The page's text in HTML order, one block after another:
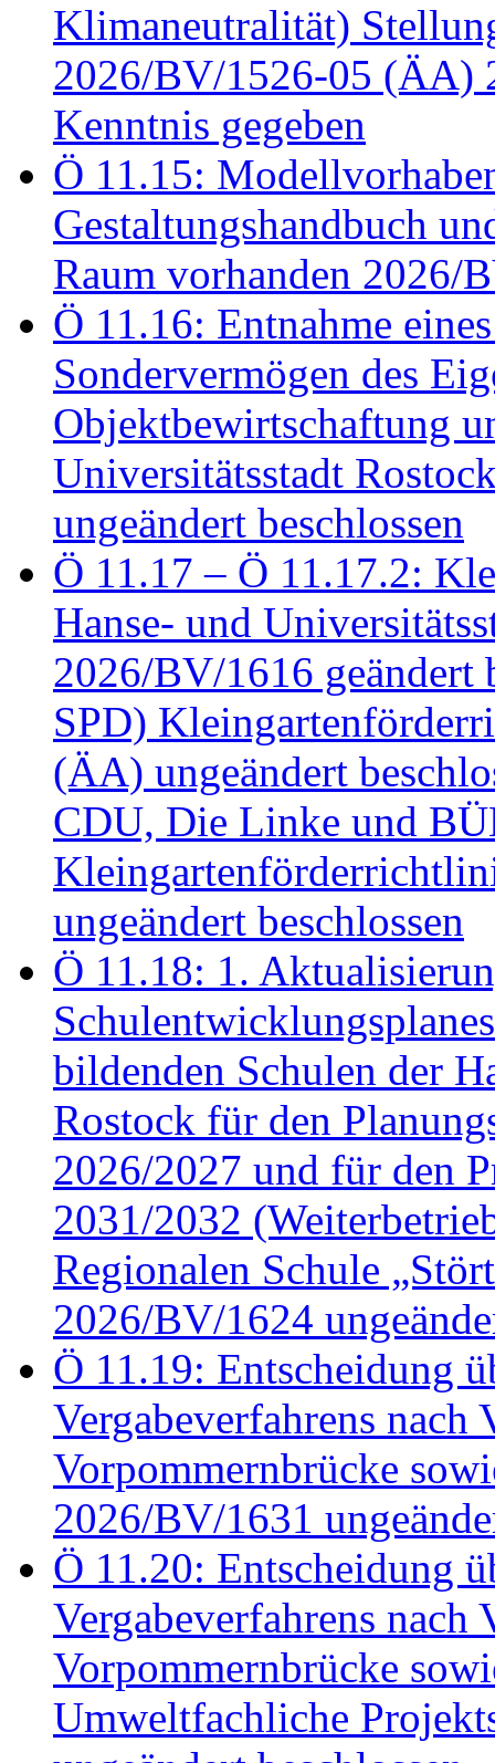
Klimaneutralität)
2026/BV/1526-05 (ÄA)
Kenntnis gegeben
Ö 11.15:
Gestaltungshandbuch
Raum vorhanden 2026/
Ö 11.16: Entnahme
Sondervermögen des
Objektbewirtschaftung
Universitätsstadt
ungeändert beschlossen
Ö 11.17 – Ö 11.17.2:
Hanse- und
2026/BV/1616 geändert
SPD)
(ÄA) ungeändert
CDU, Die Linke und
ungeändert beschlossen
Ö 11.18: 1.
bildenden Schulen der
Rostock für den
2026/2027 und für den
2031/2032
Regionalen Schule
2026/BV/1624
Ö 11.19: Entscheidung
Vergabeverfahrens
Vorpommernbrücke
2026/BV/1631
Ö 11.20: Entscheidung
Vergabeverfahrens
Vorpommernbrücke
Umweltfachliche